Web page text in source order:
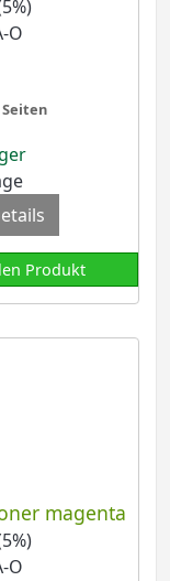
O
Seiten
Produkt
magenta
O